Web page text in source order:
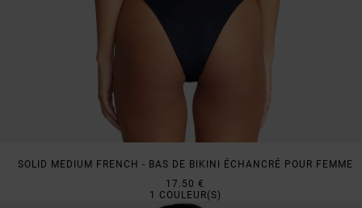
SOLID MEDIUM FRENCH - BAS DE BIKINI ÉCHANCRÉ POUR FEMME
17.50 €
1
COULEUR(S)